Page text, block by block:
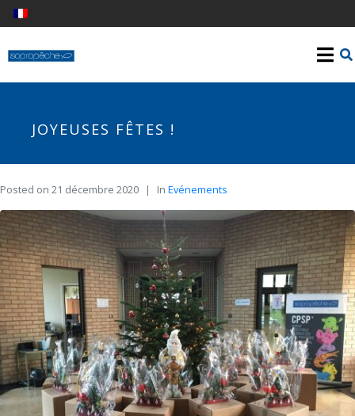
JOYEUSES FÊTES !
Posted on 21 décembre 2020 In Evénements